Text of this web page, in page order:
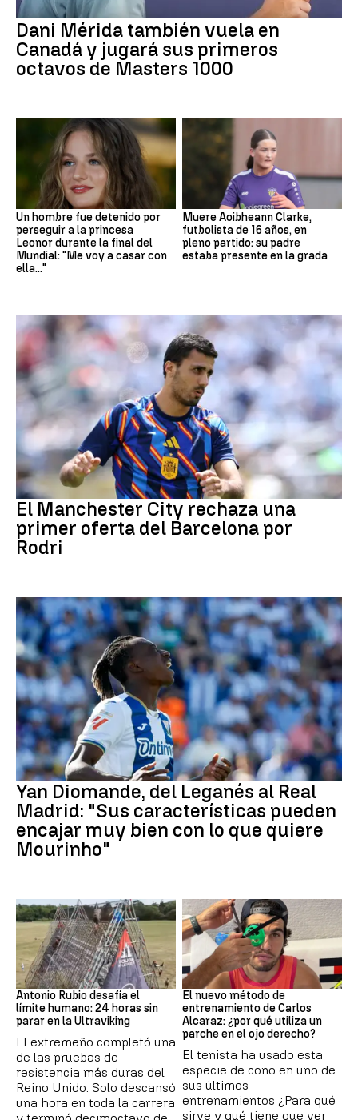
Dani Mérida también vuela en
Canadá y jugará sus primeros
octavos de Masters 1000
Un hombre fue detenido por
perseguir a la princesa
Leonor durante la final del
Mundial: "Me voy a casar con
ella..."
Muere Aoibheann Clarke,
futbolista de 16 años, en
pleno partido: su padre
estaba presente en la grada
Fútbol
El Manchester City rechaza una
primer oferta del Barcelona por
Rodri
Real Madrid
Yan Diomande, del Leganés al Real
Madrid: "Sus características pueden
encajar muy bien con lo que quiere
Mourinho"
Ultraviking
Antonio Rubio desafía el
límite humano: 24 horas sin
parar en la Ultraviking
El extremeño completó una
de las pruebas de
resistencia más duras del
Reino Unido. Solo descansó
una hora en toda la carrera
Tenis
El nuevo método de
entrenamiento de Carlos
Alcaraz: ¿por qué utiliza un
parche en el ojo derecho?
El tenista ha usado esta
especie de cono en uno de
sus últimos
entrenamientos ¿Para qué
sirve y qué tiene que ver